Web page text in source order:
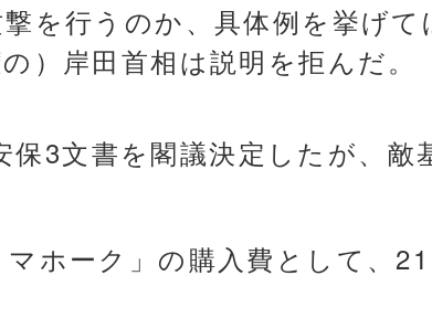
を行うのか、具体例を挙げ
）岸田首相は説明を拒んだ。
3文書を閣議決定したが、敵
ホーク」の購入費として、